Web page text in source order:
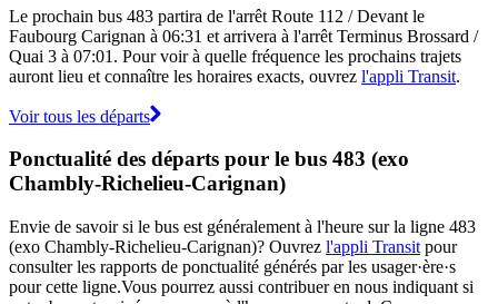
Le prochain bus 483 partira de l'arrêt Route 112 / Devant le
Faubourg Carignan à 06:31 et arrivera à l'arrêt Terminus Brossard /
Quai 3 à 07:01. Pour voir à quelle fréquence les prochains trajets
auront lieu et connaître les horaires exacts, ouvrez l'appli Transit.
Voir tous les départs
Ponctualité des départs pour le bus 483 (exo
Chambly-Richelieu-Carignan)
Envie de savoir si le bus est généralement à l'heure sur la ligne 483
(exo Chambly-Richelieu-Carignan)? Ouvrez l'appli Transit pour
consulter les rapports de ponctualité générés par les usager·ère·s
pour cette ligne.Vous pourrez aussi contribuer en nous indiquant si